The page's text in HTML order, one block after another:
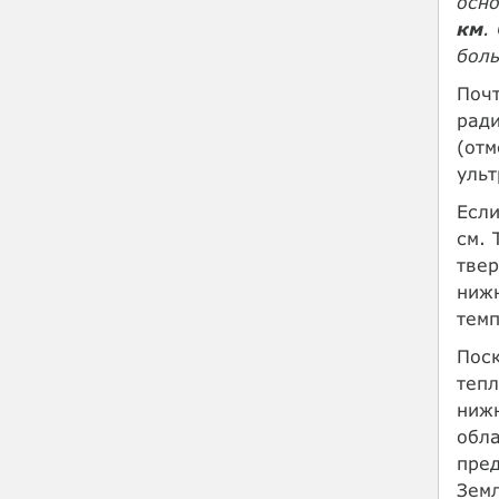
км.
см.